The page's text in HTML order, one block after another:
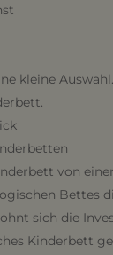
kleine Auswahl.
von
Bettes
sich die
Kinderbett